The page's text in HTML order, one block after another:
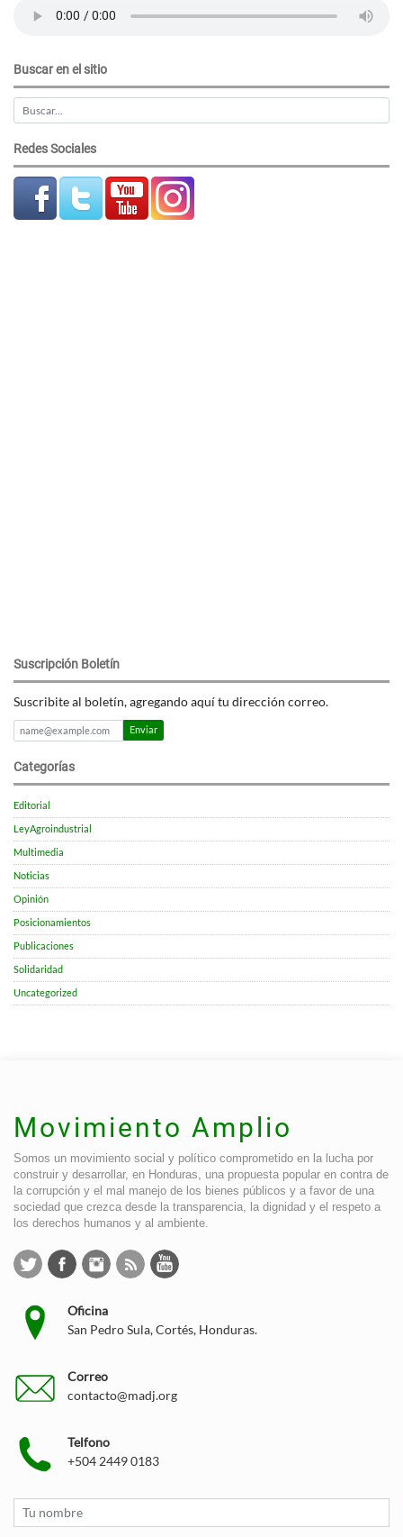
Buscar en el sitio
Redes Sociales
Suscripción Boletín
Suscribite al boletín, agregando aquí tu dirección correo.
Enviar
Categorías
Editorial
LeyAgroindustrial
Multimedia
Noticias
Opinión
Posicionamientos
Publicaciones
Solidaridad
Uncategorized
Movimiento Amplio
Somos un movimiento social y político comprometido en la lucha por
construir y desarrollar, en Honduras, una propuesta popular en contra de
la corrupción y el mal manejo de los bienes públicos y a favor de una
sociedad que crezca desde la transparencia, la dignidad y el respeto a
los derechos humanos y al ambiente.
Oficina
San Pedro Sula, Cortés, Honduras.
Correo
contacto@madj.org
Telfono
+504 2449 0183